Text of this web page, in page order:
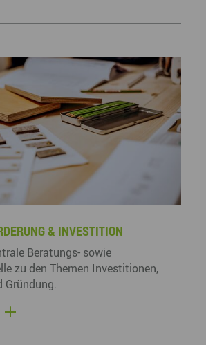
& INVESTITION
Beratungs- sowie
zu den Themen Investitionen,
Gründung.